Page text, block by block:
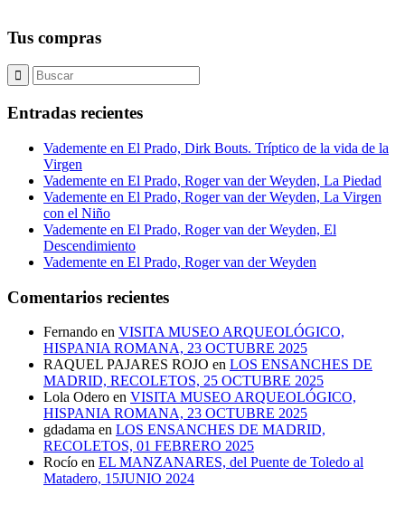
Tus compras
Entradas recientes
Vademente en El Prado, Dirk Bouts. Tríptico de la vida de la
Virgen
Vademente en El Prado, Roger van der Weyden, La Piedad
Vademente en El Prado, Roger van der Weyden, La Virgen
con el Niño
Vademente en El Prado, Roger van der Weyden, El
Descendimiento
Vademente en El Prado, Roger van der Weyden
Comentarios recientes
Fernando en VISITA MUSEO ARQUEOLÓGICO,
HISPANIA ROMANA, 23 OCTUBRE 2025
RAQUEL PAJARES ROJO en LOS ENSANCHES DE
MADRID, RECOLETOS, 25 OCTUBRE 2025
Lola Odero en VISITA MUSEO ARQUEOLÓGICO,
HISPANIA ROMANA, 23 OCTUBRE 2025
gdadama en LOS ENSANCHES DE MADRID,
RECOLETOS, 01 FEBRERO 2025
Rocío en EL MANZANARES, del Puente de Toledo al
Matadero, 15JUNIO 2024